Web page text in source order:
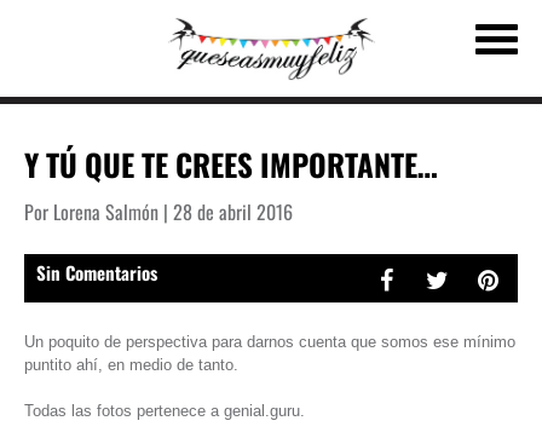
Y TÚ QUE TE CREES IMPORTANTE…
Por Lorena Salmón | 28 de abril 2016
Sin Comentarios
Un poquito de perspectiva para darnos cuenta que somos ese mínimo
puntito ahí, en medio de tanto.
Todas las fotos pertenece a genial.guru.